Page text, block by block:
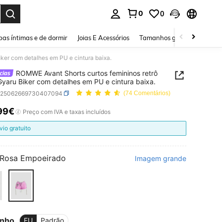
0 0
íntimas e de dormir Joias E Acessórios Tamanhos grandes
com detalhes em PU e cintura baixa.
ROMWE Avant Shorts curtos femininos retrô
Biker com detalhes em PU e cintura baixa.
(74 Comentários)
AND AVAILABILITY
Preço com IVA e taxas incluídos
gratuito
Rosa Empoeirado Imagem grande